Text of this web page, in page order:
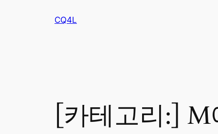
CQ4L
[카테고리:] M